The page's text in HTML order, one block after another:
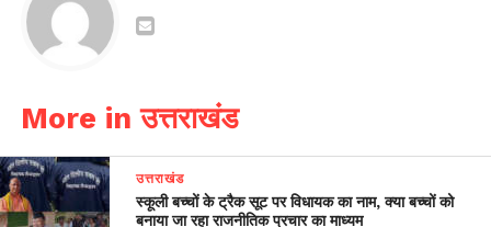
More in उत्तराखंड
उत्तराखंड
स्कूली बच्चों के ट्रैक सूट पर विधायक का नाम, क्या बच्चों को
बनाया जा रहा राजनीतिक प्रचार का माध्यम